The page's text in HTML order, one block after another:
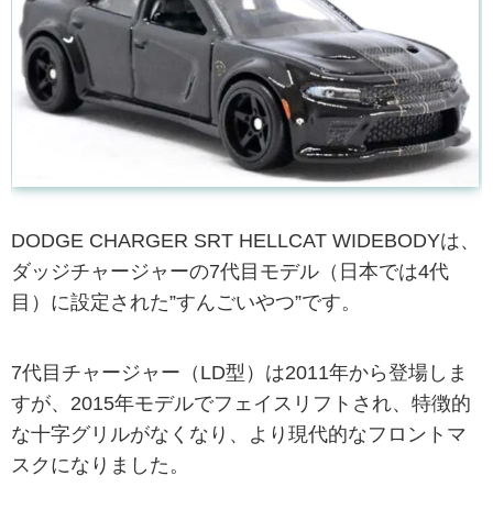
DODGE CHARGER SRT HELLCAT WIDEBODYは、
ダッジチャージャーの7代目モデル（日本では4代
目）に設定された”すんごいやつ”です。
7代目チャージャー（LD型）は2011年から登場しま
すが、2015年モデルでフェイスリフトされ、特徴的
な十字グリルがなくなり、より現代的なフロントマ
スクになりました。